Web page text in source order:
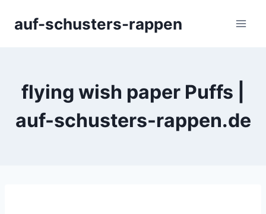
Inhaltauf-schusters-rappen
flying wish paper Puffs |
auf-schusters-rappen.de